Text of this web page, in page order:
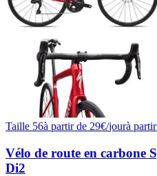
Taille 56à partir de 29€/jourà
Vélo de route en carbone
Di2